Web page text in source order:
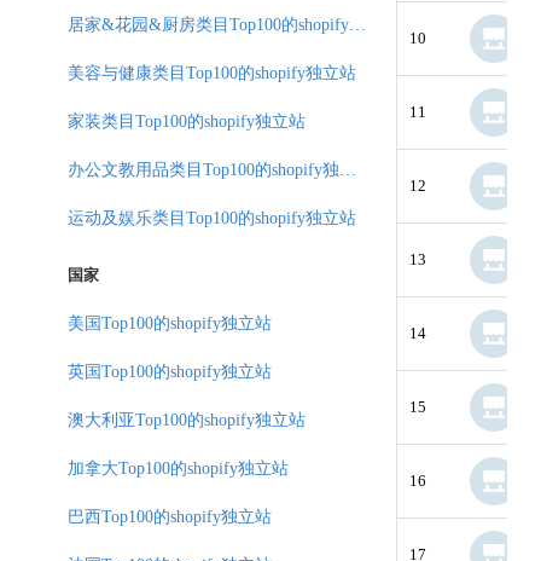
10
11
12
13
14
15
16
17
美容与健康类目Top100的shopify独立站
家装类目Top100的shopify独立站
运动及娱乐类目Top100的shopify独立站
国家
美国Top100的shopify独立站
英国Top100的shopify独立站
澳大利亚Top100的shopify独立站
加拿大Top100的shopify独立站
巴西Top100的shopify独立站